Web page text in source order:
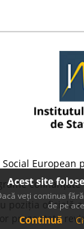
cofinanțate
oficială
prezentate
Acest site
veți continua
de pe
Continuă